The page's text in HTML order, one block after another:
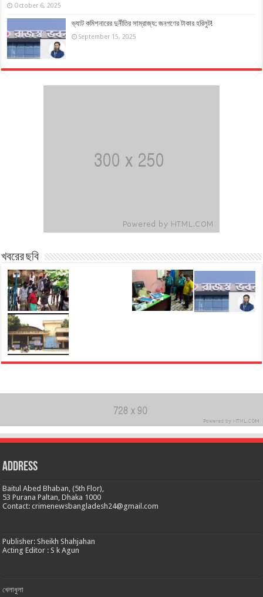
October 6, 2025
ভ্যাট কমিশনারের দুর্নীতির সাম্রাজ্য: জনগণের টাকার হরিলুট!
September 15, 2025
খবরের ছবি
Address
Baitul Abed Bhaban, (5th Flor),
53 Purana Paltan, Dhaka 1000
Contact: crimenewsbangladesh24@gmail.com
Publisher: Sheikh Shahjahan
Acting Editor : S k Agun
খেলাধুলা